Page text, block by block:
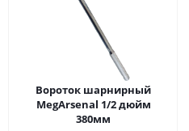
Вороток шарнирный
MegArsenal 1/2 дюйм
380мм